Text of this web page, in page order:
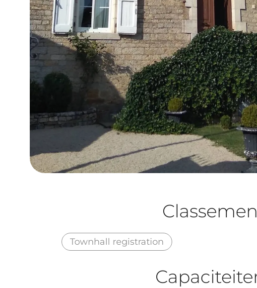
Townhall registration